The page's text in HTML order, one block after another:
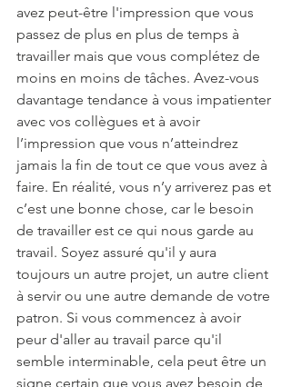
avez peut-être l'impression que vous
passez de plus en plus de temps à
travailler mais que vous complétez de
moins en moins de tâches. Avez-vous
davantage tendance à vous impatienter
avec vos collègues et à avoir
l’impression que vous n’atteindrez
jamais la fin de tout ce que vous avez à
faire. En réalité, vous n’y arriverez pas et
c’est une bonne chose, car le besoin
de travailler est ce qui nous garde au
travail. Soyez assuré qu'il y aura
toujours un autre projet, un autre client
à servir ou une autre demande de votre
patron. Si vous commencez à avoir
peur d'aller au travail parce qu'il
semble interminable, cela peut être un
signe certain que vous avez besoin de